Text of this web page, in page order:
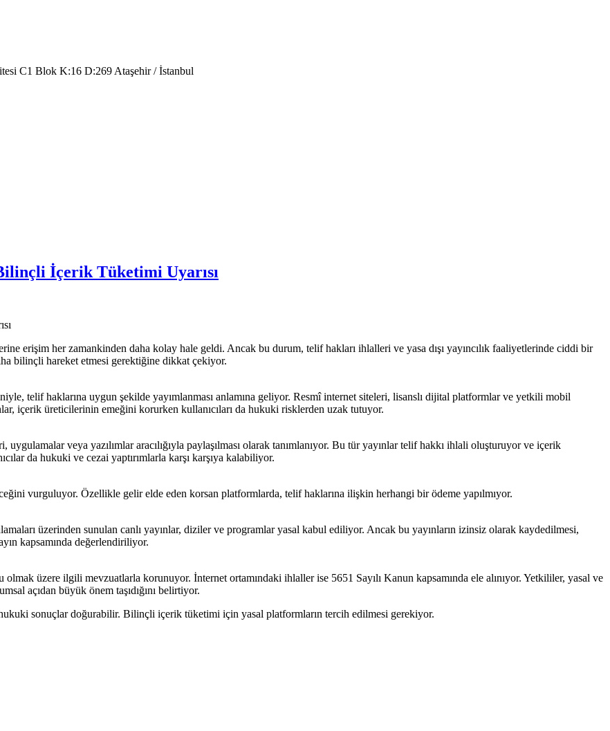
C1 Blok K:16 D:269 Ataşehir / İstanbul
İçerik Tüketimi Uyarısı
erişim her zamankinden daha kolay hale geldi. Ancak bu durum, telif hakları ihlalleri ve yasa dışı yayıncılık faaliyetlerinde ciddi bir
bilinçli hareket etmesi gerektiğine dikkat çekiyor.
telif haklarına uygun şekilde yayımlanması anlamına geliyor. Resmî internet siteleri, lisanslı dijital platformlar ve yetkili mobil
içerik üreticilerinin emeğini korurken kullanıcıları da hukuki risklerden uzak tutuyor.
veya yazılımlar aracılığıyla paylaşılması olarak tanımlanıyor. Bu tür yayınlar telif hakkı ihlali oluşturuyor ve içerik
da hukuki ve cezai yaptırımlarla karşı karşıya kalabiliyor.
vurguluyor. Özellikle gelir elde eden korsan platformlarda, telif haklarına ilişkin herhangi bir ödeme yapılmıyor.
üzerinden sunulan canlı yayınlar, diziler ve programlar yasal kabul ediliyor. Ancak bu yayınların izinsiz olarak kaydedilmesi,
kapsamında değerlendiriliyor.
üzere ilgili mevzuatlarla korunuyor. İnternet ortamındaki ihlaller ise 5651 Sayılı Kanun kapsamında ele alınıyor. Yetkililer, yasal ve
açıdan büyük önem taşıdığını belirtiyor.
sonuçlar doğurabilir. Bilinçli içerik tüketimi için yasal platformların tercih edilmesi gerekiyor.